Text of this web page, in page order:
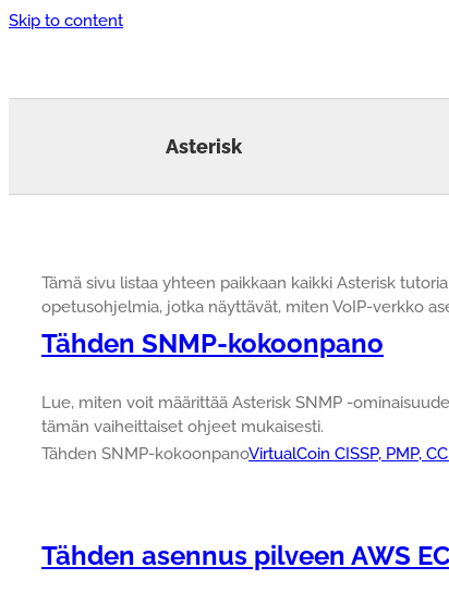
Skip to content
Asterisk
Tämä sivu listaa yhteen paikkaan kaikki Asterisk
opetusohjelmia, jotka näyttävät, miten VoIP-verkko
Tähden SNMP-kokoonpano
Lue, miten voit määrittää Asterisk SNMP -
tämän vaiheittaiset ohjeet mukaisesti.
Tähden SNMP-kokoonpanoVirtualCoin CISSP, PMP,
Tähden asennus pilveen AWS